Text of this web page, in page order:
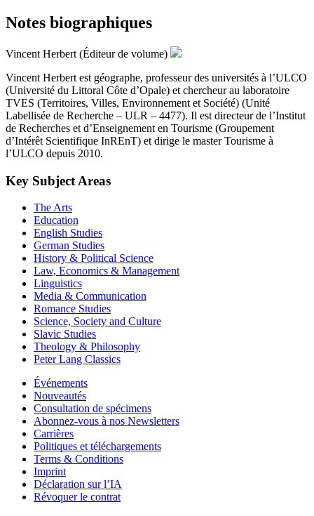
Notes biographiques
Vincent Herbert (Éditeur de volume)
Vincent Herbert est géographe, professeur des universités à l’ULCO
(Université du Littoral Côte d’Opale) et chercheur au laboratoire
TVES (Territoires, Villes, Environnement et Société) (Unité
Labellisée de Recherche – ULR – 4477). Il est directeur de l’Institut
de Recherches et d’Enseignement en Tourisme (Groupement
d’Intérêt Scientifique InREnT) et dirige le master Tourisme à
l’ULCO depuis 2010.
Key Subject Areas
The Arts
Education
English Studies
German Studies
History & Political Science
Law, Economics & Management
Linguistics
Media & Communication
Romance Studies
Science, Society and Culture
Slavic Studies
Theology & Philosophy
Peter Lang Classics
Événements
Nouveautés
Consultation de spécimens
Abonnez-vous à nos Newsletters
Carrières
Politiques et téléchargements
Terms & Conditions
Imprint
Déclaration sur l’IA
Révoquer le contrat